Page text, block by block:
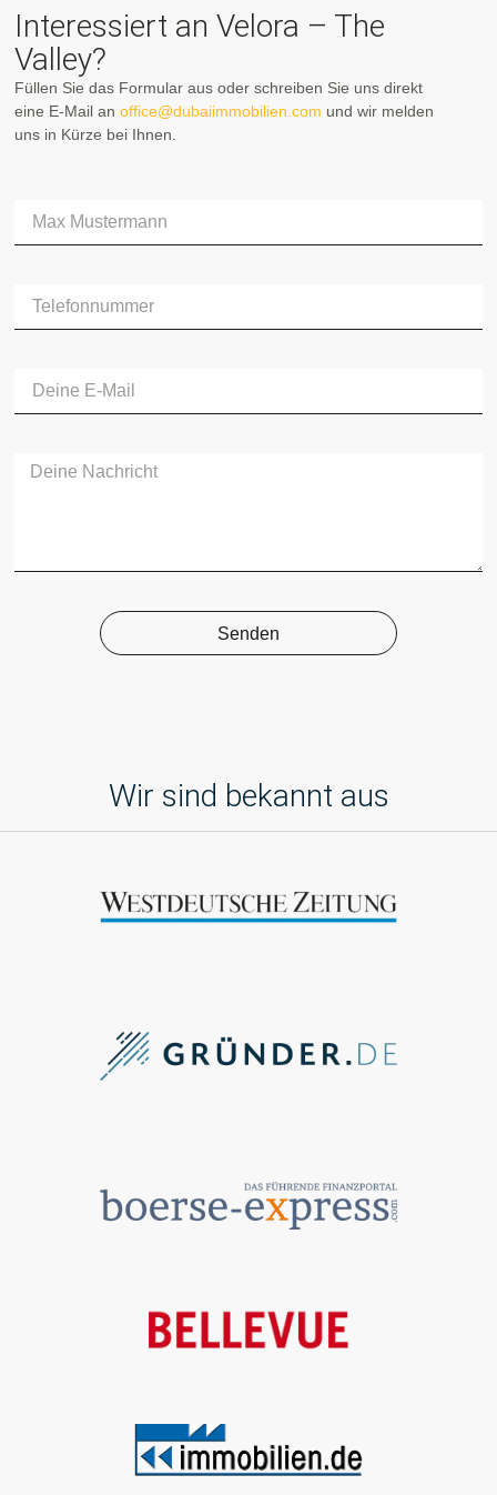
Interessiert an Velora – The
Valley?
Füllen Sie das Formular aus oder schreiben Sie uns direkt
eine E-Mail anoffice@dubaiimmobilien.com und wir melden
uns in Kürze bei Ihnen.
Senden
Wir sind bekannt aus